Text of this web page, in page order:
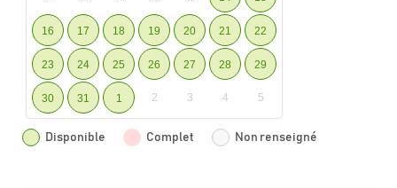
16 17 18 19 20 21 22
23 24 25 26 27 28 29
30 31 1 2 3 4 5
Disponible Complet Non renseigné